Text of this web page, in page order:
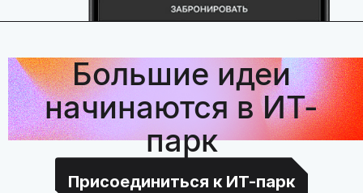
Большие идеи
начинаются в ИТ-
парк
Присоединиться к ИТ-парк